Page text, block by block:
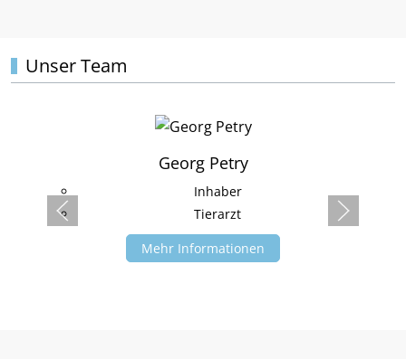
Unser Team
Georg Petry
Inhaber
Tierarzt
Mehr Informationen